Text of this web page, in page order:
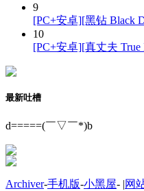
9
[PC+安卓][黑钻 Black
10
[PC+安卓][真丈夫 True
最新吐槽
d=====(￣▽￣*)b
Archiver-手机版-小黑屋- |网